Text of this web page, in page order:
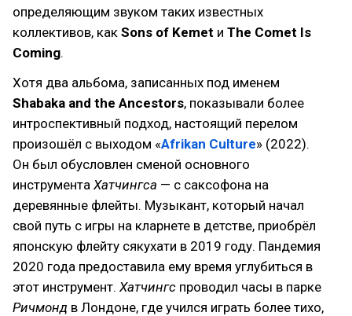
определяющим звуком таких известных
коллективов, как Sons of Kemet и The Comet Is
Coming.
Хотя два альбома, записанных под именем
Shabaka and the Ancestors, показывали более
интроспективный подход, настоящий перелом
произошёл с выходом «Afrikan Culture» (2022).
Он был обусловлен сменой основного
инструмента Хатчингса — с саксофона на
деревянные флейты. Музыкант, который начал
свой путь с игры на кларнете в детстве, приобрёл
японскую флейту сякухати в 2019 году. Пандемия
2020 года предоставила ему время углубиться в
этот инструмент. Хатчингс проводил часы в парке
Ричмонд в Лондоне, где учился играть более тихо,